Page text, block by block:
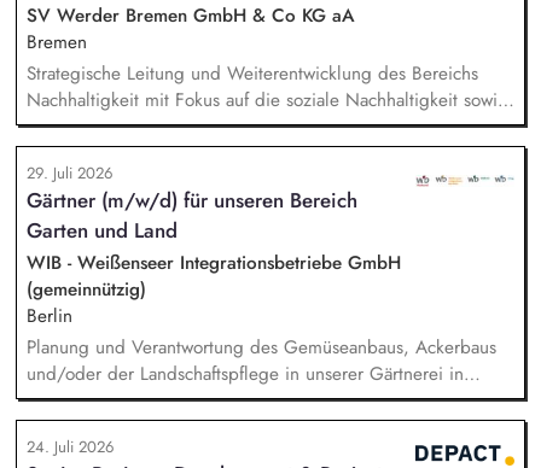
SV Werder Bremen GmbH & Co KG aA
Bremen
Strategische Leitung und Weiterentwicklung des Bereichs
Nachhaltigkeit mit Fokus auf die soziale Nachhaltigkeit sowie
Verantwortung für die Erreichung der Nachhaltigkeitsziele in
Zusammenarbeit mit der Geschäftsführung und anderen
Bereichen. Disziplinarische und fachliche Führung sowie
Entwicklung der Mitarbeiter*innen im Bereich Nachhaltigkeit.
Pflege und Weiterentwicklung des Netzwerks an
Kooperationspartner*innen sowie strategische Entwicklung
nachhaltigkeitsbezogener Partnerschaften.
29. Juli 2026
Gärtner (m/w/d) für unseren Bereich
Garten und Land
WIB - Weißenseer Integrationsbetriebe GmbH
(gemeinnützig)
Berlin
Planung und Verantwortung des Gemüseanbaus, Ackerbaus
und/oder der Landschaftspflege in unserer Gärtnerei in
Berlin-Malchow, Umsetzung eines zertifizierten Bio-Anbaus,
fachliche Anleitung und Unterstützung der Teilnehmenden
und Beschäftigten, Organisation der Arbeitsabläufe und einer
24. Juli 2026